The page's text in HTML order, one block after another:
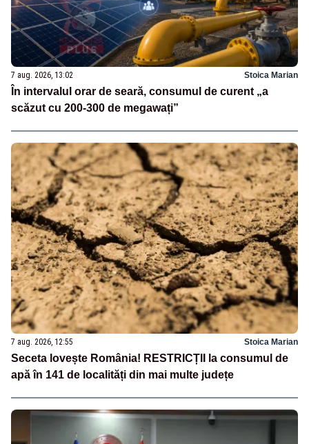
7 aug. 2026, 13:02 Stoica Marian
În intervalul orar de seară, consumul de curent „a
scăzut cu 200-300 de megawați”
7 aug. 2026, 12:55 Stoica Marian
Seceta lovește România! RESTRICȚII la consumul de
apă în 141 de localități din mai multe județe